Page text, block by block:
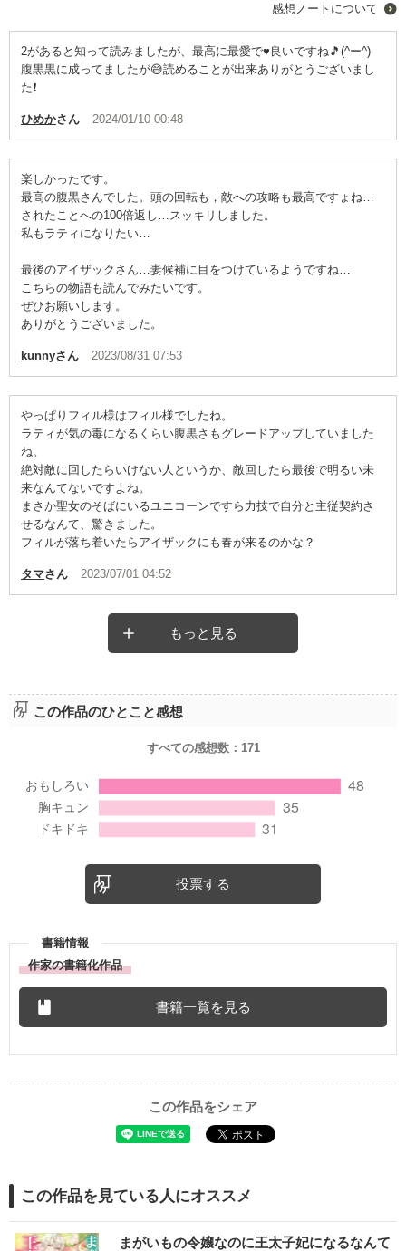
感想ノートについて
2があると知って読みましたが、最高に最愛で♥️良いですね🎵(^ー^)
腹黒黒に成ってましたが😅読めることが出来ありがとうございまし
た❗
ひめかさん 2024/01/10 00:48
楽しかったです。
最高の腹黒さんでした。頭の回転も，敵への攻略も最高ですょね…
されたことへの100倍返し…スッキリしました。
私もラティになりたい…
最後のアイザックさん…妻候補に目をつけているようですね…
こちらの物語も読んでみたいです。
ぜひお願いします。
ありがとうございました。
kunnyさん 2023/08/31 07:53
やっぱりフィル様はフィル様でしたね。
ラティが気の毒になるくらい腹黒さもグレードアップしていました
ね。
絶対敵に回したらいけない人というか、敵回したら最後で明るい未
来なんてないですよね。
まさか聖女のそばにいるユニコーンですら力技で自分と主従契約さ
せるなんて、驚きました。
フィルが落ち着いたらアイザックにも春が来るのかな？
タマさん 2023/07/01 04:52
もっと見る
この作品のひとこと感想
すべての感想数： 171
投票する
書籍情報
作家の書籍化作品
書籍一覧を見る
この作品をシェア
この作品を見ている人にオススメ
まがいもの令嬢なのに王太子妃になるなんて